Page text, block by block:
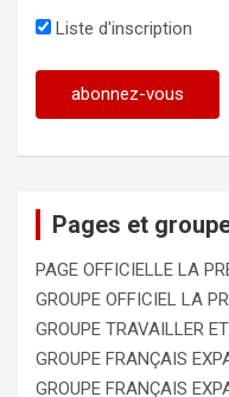
Liste d'inscription
Pages et
PAGE OFFICIELLE LA
GROUPE OFFICIEL LA
GROUPE TRAVAILLER
GROUPE FRANÇAIS
GROUPE FRANÇAIS